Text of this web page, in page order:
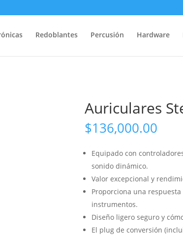
Redoblantes Percusión Hardware
Auriculares
$136,000.00
Equipado con
sonido dinámico.
Valor excepcional y
Proporciona una
instrumentos.
Diseño ligero seguro y
El plug de conversión